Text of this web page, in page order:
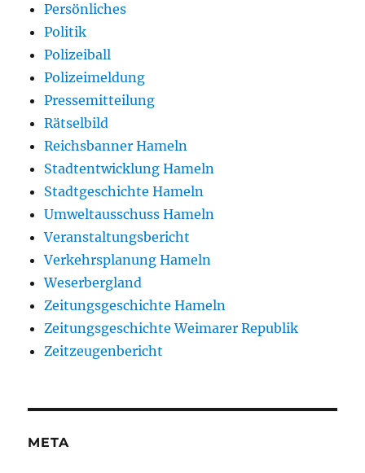
Persönliches
Politik
Polizeiball
Polizeimeldung
Pressemitteilung
Rätselbild
Reichsbanner Hameln
Stadtentwicklung Hameln
Stadtgeschichte Hameln
Umweltausschuss Hameln
Veranstaltungsbericht
Verkehrsplanung Hameln
Weserbergland
Zeitungsgeschichte Hameln
Zeitungsgeschichte Weimarer Republik
Zeitzeugenbericht
META